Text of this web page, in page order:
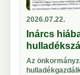
2026.07.22.
Inárcs
Az